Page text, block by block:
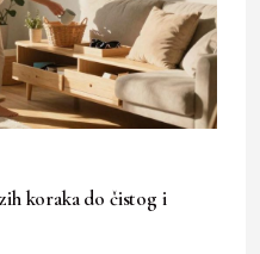
koraka do čistog i